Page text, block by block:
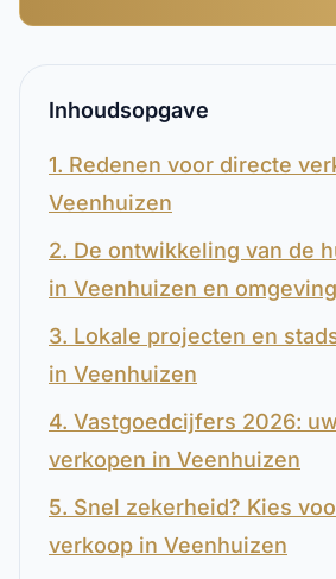
Inhoudsopgave
1. Redenen voor directe
Veenhuizen
2. De ontwikkeling van de
in Veenhuizen en omgeving
3. Lokale projecten en
in Veenhuizen
4. Vastgoedcijfers 2026:
verkopen in Veenhuizen
5. Snel zekerheid? Kies
verkoop in Veenhuizen